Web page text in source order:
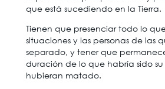
que está sucediendo en la Tierra.
Tienen que presenciar todo lo
situaciones y las personas de las
separado, y tener que
duración de lo que habría sido su
hubieran matado.